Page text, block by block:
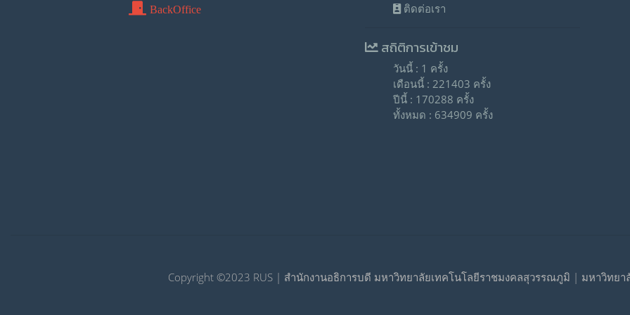
BackOffice ติดต่อเรา
สถิติการเข้าชม
วันนี้ : 1 ครั้ง
เดือนนี้ : 221403 ครั้ง
ปีนี้ : 170288 ครั้ง
ทั้งหมด : 634909 ครั้ง
Copyright ©2023 RUS | สำนักงานอธิการบดี มหาวิทยาลัยเทคโนโลยีราชมงคลสุวรรณภูมิ | มหาวิทย